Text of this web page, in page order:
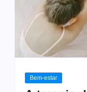
Bem-estar